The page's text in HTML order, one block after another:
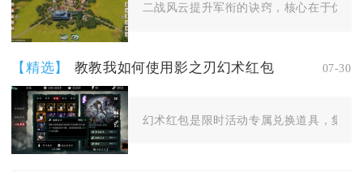
二战风云提升军衔的诀窍，核心在于优先
【精选】 教教我如何使用影之刃幻术红包 07-30
幻术红包是限时活动专属兑换道具，集齐